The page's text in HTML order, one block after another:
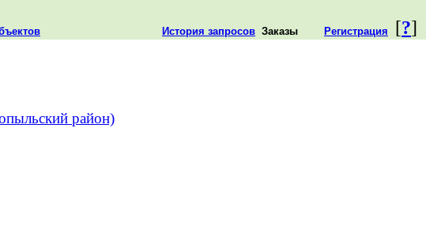
[?]
История запросов Заказы Регистрация
район)